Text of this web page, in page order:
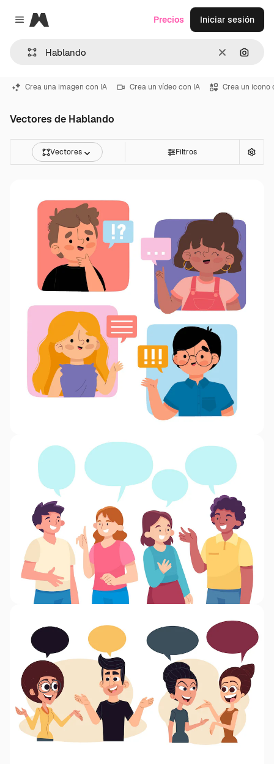
Close menu
Magnific
Borrar
Precios Iniciar sesión
Crea una imagen con IA Crea un vídeo con IA Crea un icono
Vectores de Hablando
Vectores Filtros